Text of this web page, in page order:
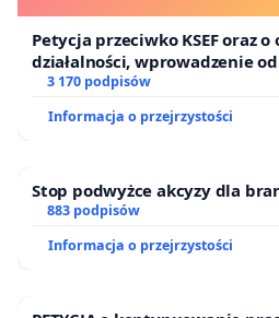
Petycja przeciwko KSEF oraz
działalności, wprowadzenie
finansowej kluczowych
3 170 podpisów
Informacja o przejrzystości
Stop podwyżce akcyzy dla
883 podpisów
Informacja o przejrzystości